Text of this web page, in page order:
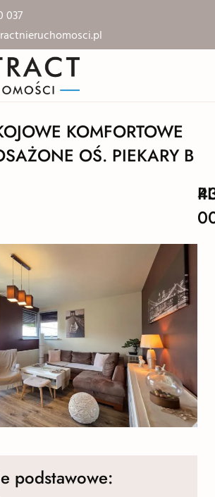
037
KOMFORTOWE
OŚ. PIEKARY B
podstawowe: